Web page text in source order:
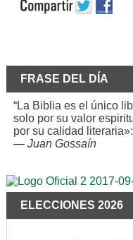
FRASE DEL DÍA
“La Biblia es el único
solo por su valor
por su calidad literaria»:
— Juan Gossaín
ELECCIONES 2026